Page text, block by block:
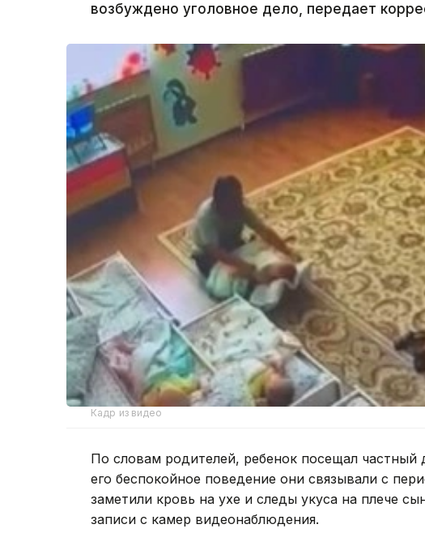
возбуждено уголовное дело, передает
Кадр из видео
По словам родителей, ребенок посещал частный
его беспокойное поведение они связывали с
заметили кровь на ухе и следы укуса на плече
записи с камер видеонаблюдения.